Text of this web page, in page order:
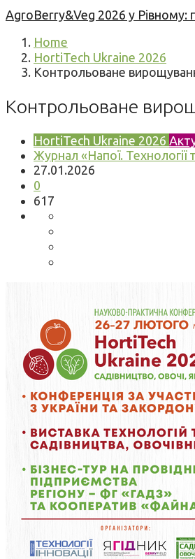
AgroBerry&Veg 2026 у Рівному:
Home
HortiTech Ukraine 2026
Контрольоване
Контрольоване
HortiTech Ukraine 2026
Журнал «Напої. Технології
27.01.2026
0
617